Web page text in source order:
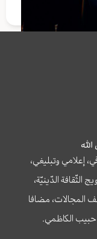
إعلامي وتبليغي،
الدّينيّة،
المجالات، مضافا
الكاظمي.